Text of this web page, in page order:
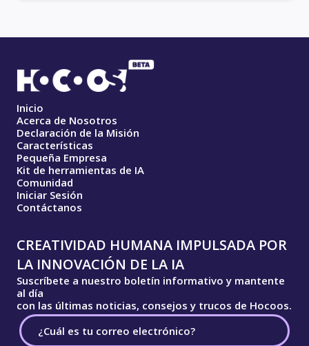
Inicio
Acerca de Nosotros
Declaración de la Misión
Características
Pequeña Empresa
Kit de herramientas de IA
Comunidad
Iniciar Sesión
Contáctanos
CREATIVIDAD HUMANA IMPULSADA POR
LA INNOVACIÓN DE LA IA
Suscríbete a nuestro boletín informativo y mantente
al día
con las últimas noticias, consejos y trucos de Hocoos.